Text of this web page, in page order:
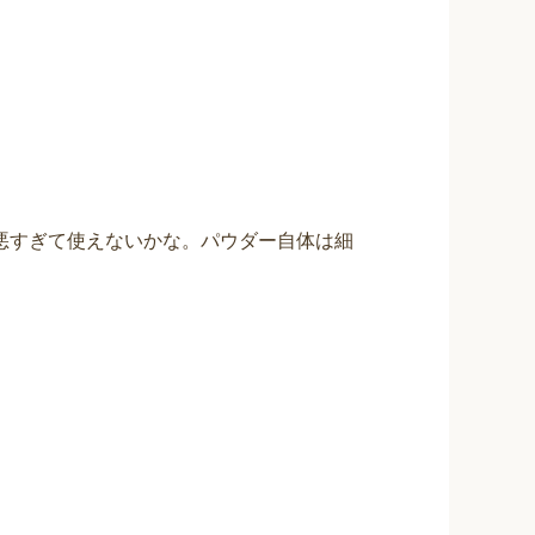
ぎて使えないかな。パウダー自体は細